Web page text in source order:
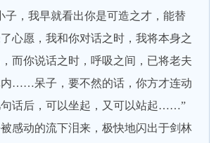
，我早就看出你是可造之才，能替
心愿，我和你对话之时，我将本身之
而你说话之时，呼吸之间，已将老夫
内……呆子，要不然的话，你方才连动
话后，可以坐起，又可以站起……”
动的流下泪来，极快地闪出于剑林